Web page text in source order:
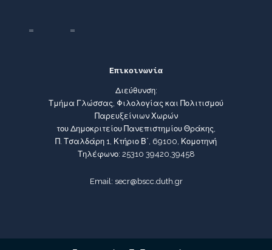
Επικοινωνία
Διεύθυνση:
Τμήμα Γλώσσας, Φιλολογίας και Πολιτισμού
Παρευξείνιων Χωρών
του Δημοκριτείου Πανεπιστημίου Θράκης,
Π. Τσαλδάρη 1, Κτήριο Β΄, 69100, Κομοτηνή
Τηλέφωνο: 25310 39420,39458
Email: secr@bscc.duth.gr